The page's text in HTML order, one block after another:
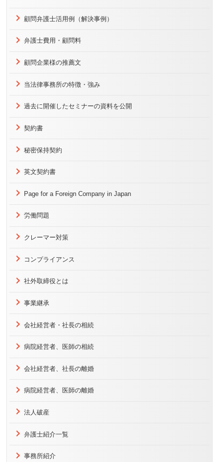
顧問弁護士活用例（解決事例）
弁護士費用・顧問料
顧問企業様の推薦文
当法律事務所の特徴・強み
過去に開催したセミナーの資料を公開
契約書
秘密保持契約
英文契約書
Page for a Foreign Company in Japan
労働問題
クレーマー対策
コンプライアンス
社外取締役とは
事業継承
会社経営者・社長の相続
病院経営者、医師の相続
会社経営者、社長の離婚
病院経営者、医師の離婚
法人破産
弁護士紹介一覧
事務所紹介